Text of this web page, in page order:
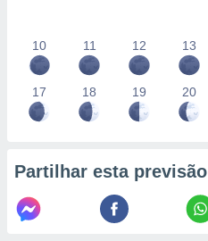
10 11 12 13
17 18 19 20
Partilhar esta previsão